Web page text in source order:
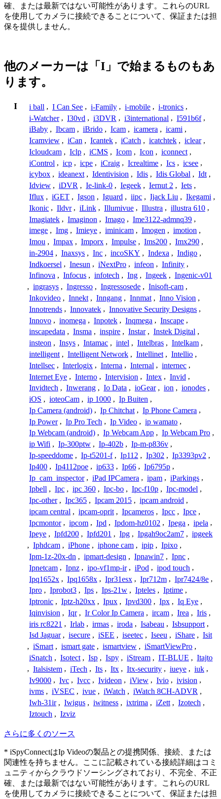
確、または最新ではない可能性があります。これらのURL
を使用してカメラに接続できることについて、保証または担
保を提供しません。
他のメーカーは「I」で始まるものもあ
ります。
I i ball , I Can See , i-Family , i-mobile , i-tronics ,
i-Watcher , I30vd , i3DVR , i3international , I591b6f ,
iBaby , Ibcam , iBrido , Icam , icamera , icami ,
Icamview , iCan , Icantek , iCatch , icatchtek , iclear ,
Icloudcam , Iclp , iCMS , Icom , Icon , iconnect ,
iControl , icp , icpe , iCraig , Icrealtime , Ics , icsee ,
icybox , ideanext , Identivision , Idis , Idis Global , Idt ,
Idview , iDVR , Ie-link-0 , Iegeek , Iernut 2 , Iets ,
Iflux , iGET , Igson , Iguard , iipc , Ijack Liu , Ikegami ,
Ikonic , Ildvr , iLink , Illumivue , Illustra , illustra 610 ,
Imagiatek , Imaginon , Imago , Ime3122-admnq39 ,
imege , Img , Imieye , iminicam , Imogen , imotion ,
Imou , Impax , Imporx , Impulse , Ims200 , Imx290 ,
in-2904 , Inaxsys , Inc , incoSKY , Indexa , Indigo ,
Indkoersel , Inesun , iNextPro , infeon , Infinity ,
Infinova , Infocus , infotech , Ing , Ingeek , Ingenic-v01
, ingrasys , Ingresso , Ingressosede , Inisoft-cam ,
Inkovideo , Innekt , Inngang , Innmat , Inno Vision ,
Innotrends , Innovatek , Innovative Security Designs ,
Innovo , inomega , Inpotek , Inqmega , Inscape ,
inscapedata , Insma , inspire , Instar , Instek Digital ,
insteon , Insys , Intamac , intel , Intelbras , Intelkam ,
intelligent , Intelligent Network , Intellinet , Intellio ,
Intellsec , Interlogix , Interna , Internal , internec ,
Internet Eye , Interno , Intervision , Intex , Invid ,
Invidtech , Inwerang , Io Data , ioGear , ion , ionodes ,
iOS , ioteoCam , ip 1000 , Ip Buiten ,
Ip Camera (android) , Ip Chitchat , Ip Phone Camera ,
Ip Power , Ip Pro Tech , Ip Video , ip wamato ,
Ip Webcam (android) , Ip Webcam App , Ip Webcam Pro ,
ip Wifi , Ip-300ptw , Ip-402b , Ip-m-p836v ,
Ip-speeddome , Ip-t5201-f , Ip112 , Ip302 , Ip3393pv2 ,
Ip400 , Ip4112poe , ip633 , Ip66 , Ip6795p ,
Ip_cam_inspector , iPad IPCamera , ipam , iParkings ,
Ipbell , Ipc , ipc 360 , Ipc-bo , Ipc-f10p , Ipc-model ,
Ipc-other , Ipc365 , Ipcam 2015 , ipcam android ,
ipcam central , ipcam-oprit , Ipcameros , Ipcc , Ipce ,
Ipcmontor , ipcom , Ipd , Ipdom-hz0102 , Ipega , ipela ,
Ipeye , Ipfd200 , Ipfd201 , Ipg , Ipgah9oc2am7 , ipgeek
, Iphdcam , iPhone , iphone cam , ipip , Ipixo ,
Ipm-1z-20x-dn , ipmart-design , Ipnawin7 , Ipnc ,
Ipnetcam , Ipnz , ipo-vf1mp-ir , iPod , ipod touch ,
Ipq1652x , Ipq1658x , Ipr31esx , Ipr712m , Ipr7424/8e ,
Ipro , Iprobot3 , Ips , Ips-21w , Ipteles , Iptime ,
Iptronic , Iptz-h20xx , Ipux , Ipvd300 , Ipx , Iq Eye ,
Iqinvision , Iqr , Ir Color Ip Camera , ircam , Irea , Iris ,
iris rc8221 , Irlab , irmas , iroda , Isabeau , Isbsupport ,
Isd Jaguar , isecure , iSEE , iseetec , Iseeu , iShare , Isit
, iSmart , ismart gate , ismartview , iSmartViewPro ,
iSnatch , Isotect , Isp , Ispy , iStream , IT-BLUE , Itajto
, Italsistem , iTech , Its , Itx , Itx-security , iueye , iuk ,
Iv9000 , Ivc , Ivcc , Ivideon , iView , Ivio , ivision ,
ivms , iVSEC , ivue , iWatch , iWatch 8CH-ADVR ,
Iwh-31ir , Iwigus , iwitness , ixtrima , iZett , Izotech ,
Iztouch , Izviz
さらに多くのソース
* iSpyConnectはIp Videoの製品との提携関係、接続、または
関連性を持ちません。ここに記載されている接続詳細はコミ
ュニティからクラウドソーシングされており、不完全、不正
確、または最新ではない可能性があります。これらのURL
を使用してカメラに接続できることについて、保証または担